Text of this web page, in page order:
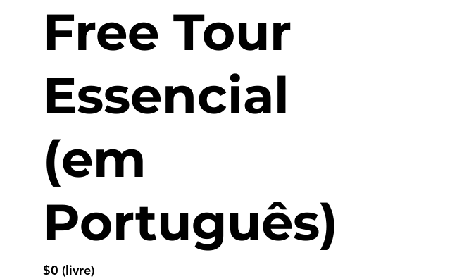
Free Tour
Essencial
(em
Português)
$0 (livre)